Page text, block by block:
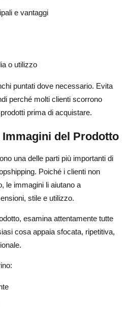
e vantaggi
o utilizzo
puntati dove necessario. Evita
perché molti clienti scorrono
prima di acquistare.
del Prodotto
una delle parti più importanti di
Poiché i clienti non
le immagini li aiutano a
stile e utilizzo.
esamina attentamente tutte
cosa appaia sfocata, ripetitiva,